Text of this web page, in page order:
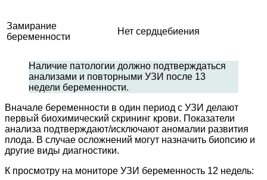
Замирание
беременности
Нет сердцебиения
Наличие патологии должно подтверждаться
анализами и повторными УЗИ после 13
недели беременности.
Вначале беременности в один период с УЗИ делают
первый биохимический скрининг крови. Показатели
анализа подтверждают/исключают аномалии развития
плода. В случае осложнений могут назначить биопсию и
другие виды диагностики.
К просмотру на мониторе УЗИ беременность 12 недель: